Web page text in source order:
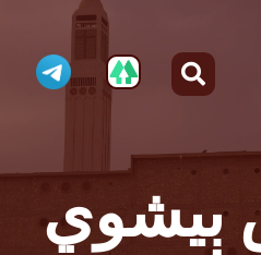
بيشوي